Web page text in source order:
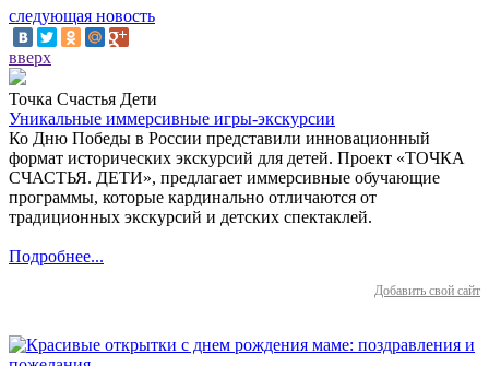
следующая новость
вверх
Точка Счастья Дети
Уникальные иммерсивные игры-экскурсии
Ко Дню Победы в России представили инновационный
формат исторических экскурсий для детей. Проект «ТОЧКА
СЧАСТЬЯ. ДЕТИ», предлагает иммерсивные обучающие
программы, которые кардинально отличаются от
традиционных экскурсий и детских спектаклей.
Подробнее...
Добавить свой сайт